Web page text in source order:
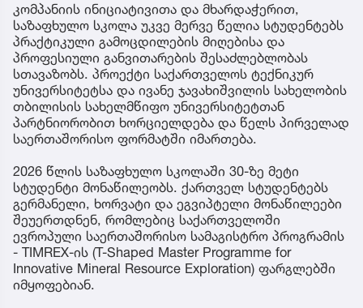
კომპანიის ინიციატივითა და მხარდაჭერით,
საზაფხულო სკოლა უკვე მერვე წელია სტუდენტებს
პრაქტიკული გამოცდილების მიღებისა და
პროფესიული განვითარების შესაძლებლობას
სთავაზობს. პროექტი საქართველოს ტექნიკურ
უნივერსიტეტსა და ივანე ჯავახიშვილის სახელობის
თბილისის სახელმწიფო უნივერსიტეტთან
პარტნიორობით ხორციელდება და წელს პირველად
საერთაშორისო ფორმატში იმართება.
2026 წლის საზაფხულო სკოლაში 30-ზე მეტი
სტუდენტი მონაწილეობს. ქართველ სტუდენტებს
გერმანელი, ხორვატი და ეგვიპტელი მონაწილეები
შეუერთდნენ, რომლებიც საქართველოში
ევროპული საერთაშორისო სამაგისტრო პროგრამის
- TIMREX-ის (T-Shaped Master Programme for
Innovative Mineral Resource Exploration) ფარგლებში
იმყოფებიან.